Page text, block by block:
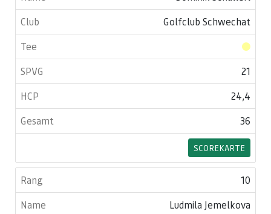
Golfclub Schwechat
21
24,4
36
SCOREKARTE
10
Ludmila Jemelkova